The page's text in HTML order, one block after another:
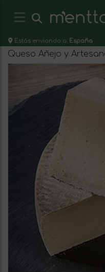
Estás enviando a: España
Queso Añejo y